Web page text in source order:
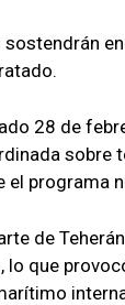
28 de
sobre
programa
de
lo que